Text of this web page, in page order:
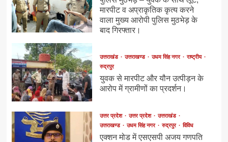
मारपीट व अप्राकृतिक कृत्य करने
वाला मुख्य आरोपी पुलिस मुठभेड़ के
बाद गिरफ्तार।
उत्तराखंड उत्तराखण्ड उधम सिंह नगर
राष्ट्रीय
रुद्रपुर
युवक से मारपीट और यौन उत्पीड़न के
आरोप में ग्रामीणों का प्रदर्शन।
उत्तर प्रदेश उत्तर प्रदेश
उत्तराखंड
उत्तराखण्ड
उधम सिंह नगर रुद्रपुर विविध
एक्शन मोड में एसएसपी अजय गणपति